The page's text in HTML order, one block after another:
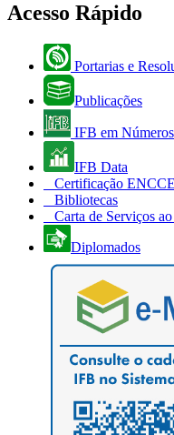
Acesso Rápido
Portarias e
Publicações
IFB em Números
IFB Data
Certificação
Bibliotecas
Carta de Serviços
Diplomados